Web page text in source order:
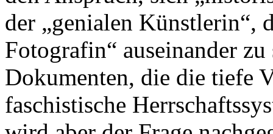
der „genialen Künstlerin“,
Fotografin“ auseinander
Dokumenten, die die tiefe
faschistische